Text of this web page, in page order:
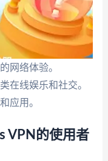
网络体验。
在线娱乐和社交。
应用。
VPN的使用者